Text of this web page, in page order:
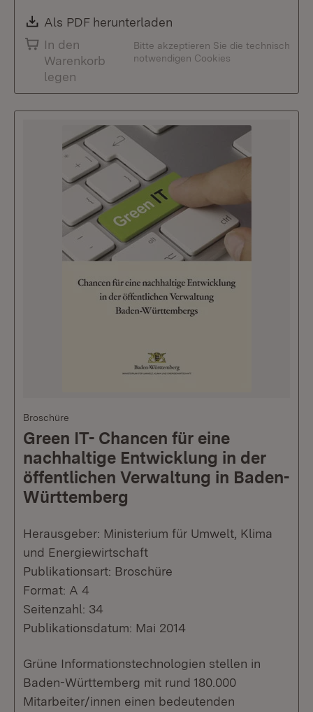
Download:
Als PDF herunterladen
In den
Warenkorb
legen
Bitte akzeptieren Sie die technisch
notwendigen Cookies
Broschüre
Green IT- Chancen für eine
nachhaltige Entwicklung in der
öffentlichen Verwaltung in Baden-
Württemberg
Herausgeber: Ministerium für Umwelt, Klima
und Energiewirtschaft
Publikationsart: Broschüre
Format: A 4
Seitenzahl: 34
Publikationsdatum: Mai 2014
Grüne Informationstechnologien stellen in
Baden-Württemberg mit rund 180.000
Mitarbeiter/innen einen bedeutenden